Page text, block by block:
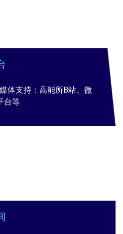
体支持：高能所B站、微
台等